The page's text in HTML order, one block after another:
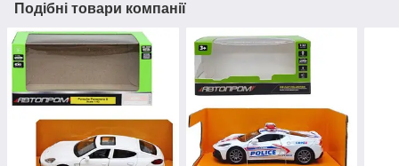
Подібні товари компанії